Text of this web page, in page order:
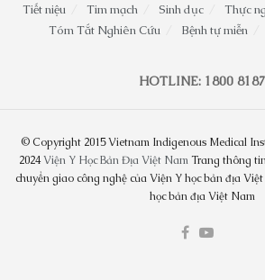
Tiết niệu
Tim mạch Sinh dục Thực
Tóm Tắt Nghiên Cứu
Bệnh tự miễn
HOTLINE: 1800 8187
© Copyright 2015 Vietnam Indigenous Medical
2024Viện Y Học Bản Địa Việt NamTrang thông
chuyển giao công nghệ của Viện Y học bản địa
học bản địa Việt Nam